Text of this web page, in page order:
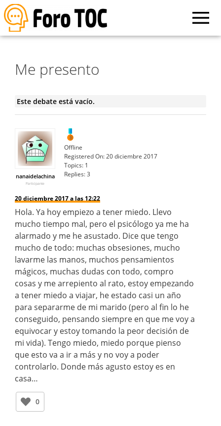
Me presento
Este debate está vacío.
nanaidelachina
Participante
Offline
Registered On:20 diciembre 2017
Topics: 1
Replies:3
20 diciembre 2017 a las 12:22
Hola. Ya hoy empiezo a tener miedo. Llevo
mucho tiempo mal, pero el psicólogo ya me ha
alarmado y me he asustado. Dice que tengo
mucho de todo: muchas obsesiones, mucho
lavarme las manos, muchos pensamientos
mágicos, muchas dudas con todo, compro
cosas y me arrepiento al rato, estoy empezando
a tener miedo a viajar, he estado casi un año
para separarme de mi marido (pero al fin lo he
conseguido, pensando siempre en que me voy a
equivocar y estoy tomando la peor decisión de
mi vida). Tengo miedo, miedo porque pienso
que esto va a ir a más y no voy a poder
controlarlo. Donde más agusto estoy es en
casa…
0